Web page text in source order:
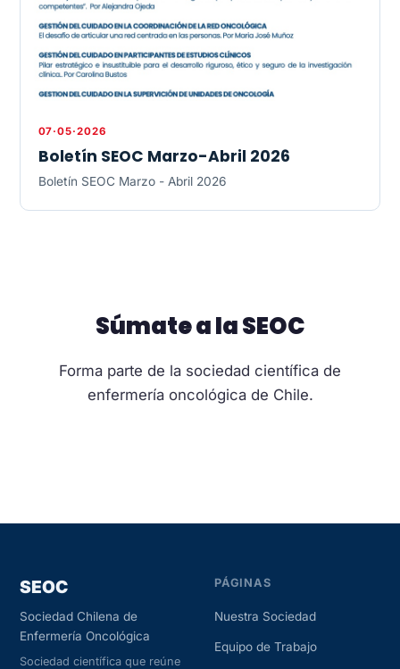
07·05·2026
Boletín SEOC Marzo-Abril 2026
Boletín SEOC Marzo - Abril 2026
Súmate a la SEOC
Forma parte de la sociedad científica de
enfermería oncológica de Chile.
SEOC
Sociedad Chilena de
Enfermería Oncológica
Sociedad científica que reúne
PÁGINAS
Nuestra Sociedad
Equipo de Trabajo